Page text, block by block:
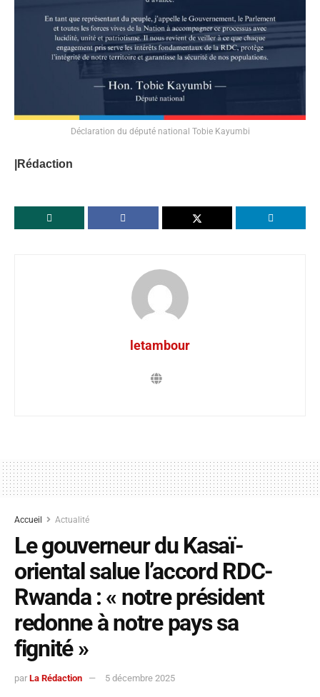
Déclaration du député national Tobie Kayumbi
|Rédaction
letambour
Accueil Actualité
Le gouverneur du Kasaï-
oriental salue l’accord RDC-
Rwanda : « notre président
redonne à notre pays sa
fignité »
par La Rédaction 5 décembre 2025